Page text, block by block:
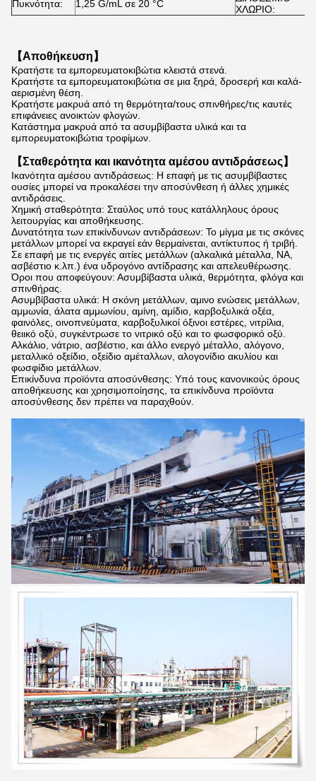
Πυκνότητα: 1,25 G/mL σε 20 °C
ΧΛΩΡΙΟ:
【Αποθήκευση】
Κρατήστε τα εμπορευματοκιβώτια κλειστά στενά.
Κρατήστε τα εμπορευματοκιβώτια σε μια ξηρά, δροσερή και καλά-
αερισμένη θέση.
Κρατήστε μακρυά από τη θερμότητα/τους σπινθήρες/τις καυτές
επιφάνειες ανοικτών φλογών.
Κατάστημα μακρυά από τα ασυμβίβαστα υλικά και τα
εμπορευματοκιβώτια τροφίμων.
【Σταθερότητα και ικανότητα αμέσου αντιδράσεως】
Ικανότητα αμέσου αντιδράσεως: Η επαφή με τις ασυμβίβαστες
ουσίες μπορεί να προκαλέσει την αποσύνθεση ή άλλες χημικές
αντιδράσεις.
Χημική σταθερότητα: Σταύλος υπό τους κατάλληλους όρους
λειτουργίας και αποθήκευσης.
Δυνατότητα των επικίνδυνων αντιδράσεων: Το μίγμα με τις σκόνες
μετάλλων μπορεί να εκραγεί εάν θερμαίνεται, αντίκτυπος ή τριβή.
Σε επαφή με τις ενεργές αιτίες μετάλλων (αλκαλικά μέταλλα, NA,
ασβέστιο κ.λπ.) ένα υδρογόνο αντίδρασης και απελευθέρωσης.
Όροι που αποφεύγουν: Ασυμβίβαστα υλικά, θερμότητα, φλόγα και
σπινθήρας.
Ασυμβίβαστα υλικά: Η σκόνη μετάλλων, αμινο ενώσεις μετάλλων,
αμμωνία, άλατα αμμωνίου, αμίνη, αμίδιο, καρβοξυλικά οξέα,
φαινόλες, οινοπνεύματα, καρβοξυλικοί όξινοι εστέρες, νιτρίλια,
θειικό οξύ, συγκέντρωσε το νιτρικό οξύ και το φωσφορικό οξύ.
Αλκάλιο, νάτριο, ασβέστιο, και άλλο ενεργό μέταλλο, αλόγονο,
μεταλλικό οξείδιο, οξείδιο αμέταλλων, αλογονίδιο ακυλίου και
φωσφίδιο μετάλλων.
Επικίνδυνα προϊόντα αποσύνθεσης: Υπό τους κανονικούς όρους
αποθήκευσης και χρησιμοποίησης, τα επικίνδυνα προϊόντα
αποσύνθεσης δεν πρέπει να παραχθούν.